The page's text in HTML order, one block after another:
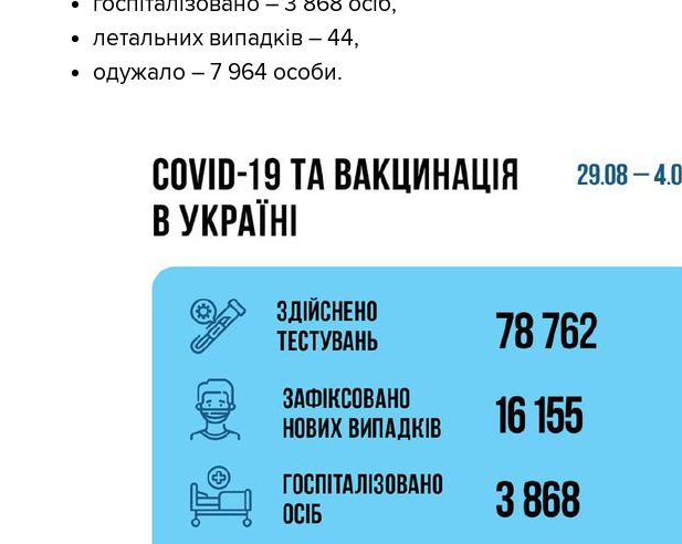
летальних випадків – 44,
одужало – 7 964 особи.